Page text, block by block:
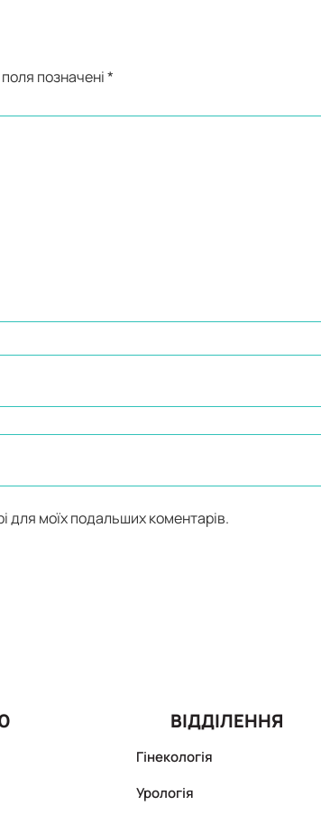
позначені*
для моїх подальших коментарів.
ВІДДІЛЕННЯ
Гінекологія
Урологія